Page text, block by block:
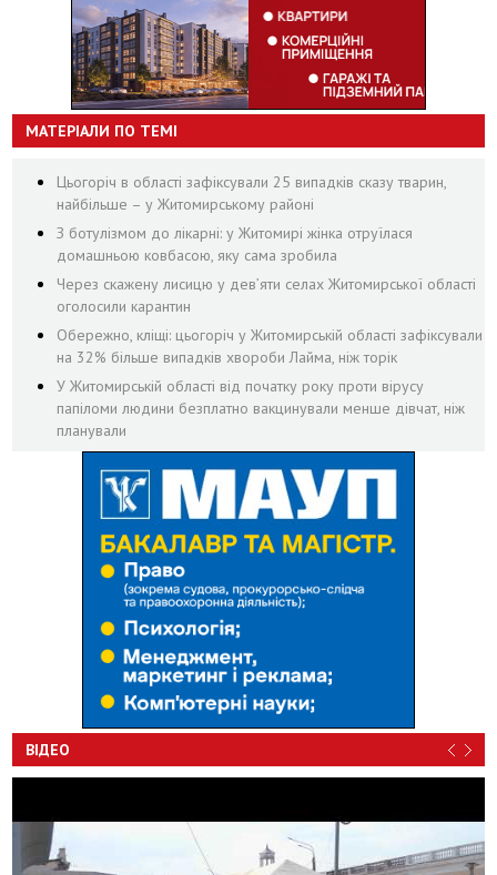
МАТЕРІАЛИ ПО ТЕМІ
Цьогоріч в області зафіксували 25 випадків сказу тварин,
найбільше – у Житомирському районі
З ботулізмом до лікарні: у Житомирі жінка отруїлася
домашньою ковбасою, яку сама зробила
Через скажену лисицю у дев’яти селах Житомирської області
оголосили карантин
Обережно, кліщі: цьогоріч у Житомирській області зафіксували
на 32% більше випадків хвороби Лайма, ніж торік
У Житомирській області від початку року проти вірусу
папіломи людини безплатно вакцинували менше дівчат, ніж
планували
ВІДЕО